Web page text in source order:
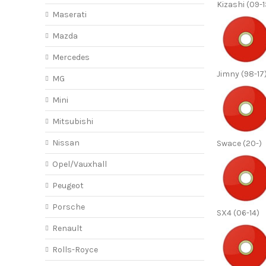
Kizashi (09-
Jimny (98-
Swace (20-)
SX4 (06-14)
Maserati
Mazda
Mercedes
MG
Mini
Mitsubishi
Nissan
Opel/Vauxhall
Peugeot
Porsche
Renault
Rolls-Royce